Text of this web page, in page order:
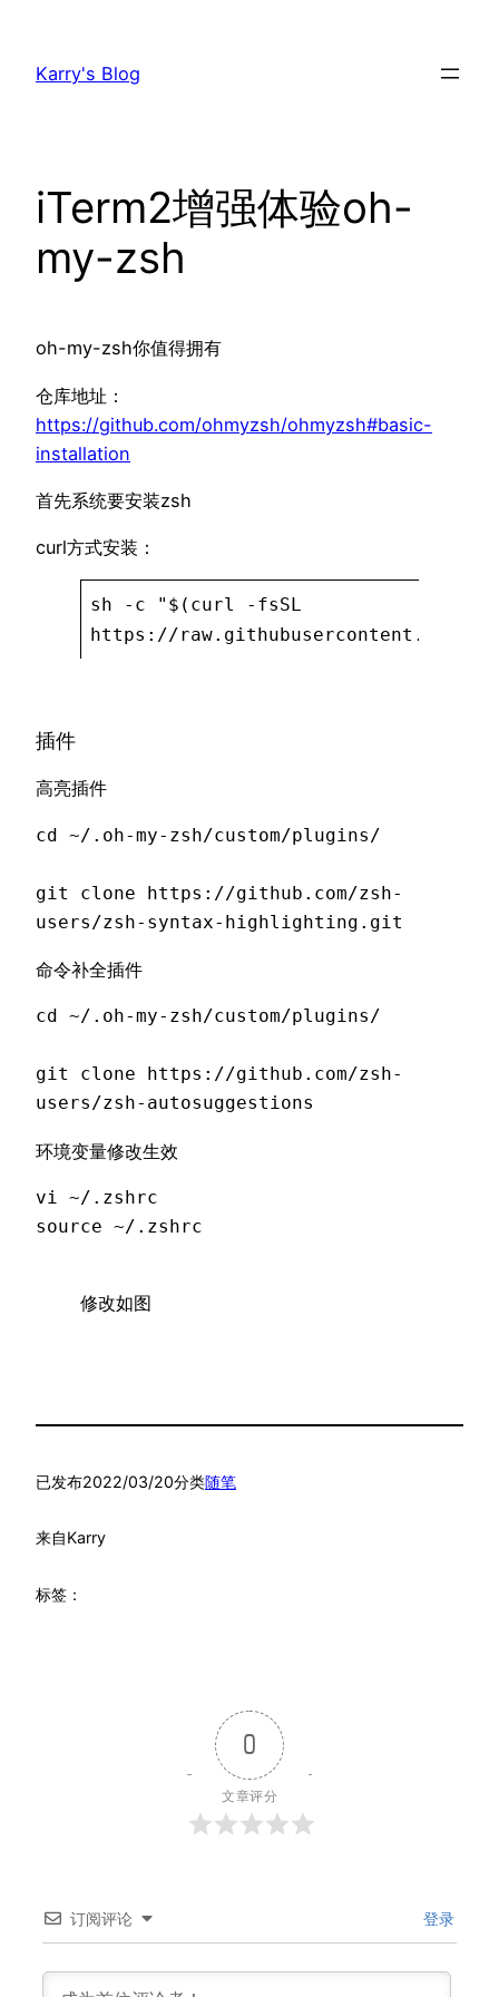
Karry's Blog
iTerm2增强体验oh-
my-zsh
oh-my-zsh你值得拥有
仓库地址：
https://github.com/ohmyzsh/ohmyzsh#basic-
installation
首先系统要安装zsh
curl方式安装：
sh -c "$(curl -fsSL
https://raw.githubusercontent.com/
插件
高亮插件
cd ~/.oh-my-zsh/custom/plugins/
git clone https://github.com/zsh-
users/zsh-syntax-highlighting.git
命令补全插件
cd ~/.oh-my-zsh/custom/plugins/
git clone https://github.com/zsh-
users/zsh-autosuggestions
环境变量修改生效
vi ~/.zshrc
source ~/.zshrc
修改如图
已发布2022/03/20分类随笔
来自Karry
标签：
0
文章评分
订阅评论 登录